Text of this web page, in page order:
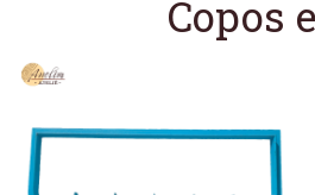
Copos